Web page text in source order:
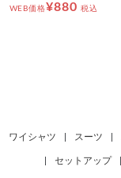
WEB価格¥880 税込
ワイシャツ スーツ
セットアップ